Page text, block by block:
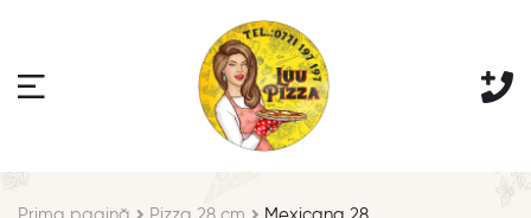
Prima pagină Pizza 28 cm
Mexicana 28